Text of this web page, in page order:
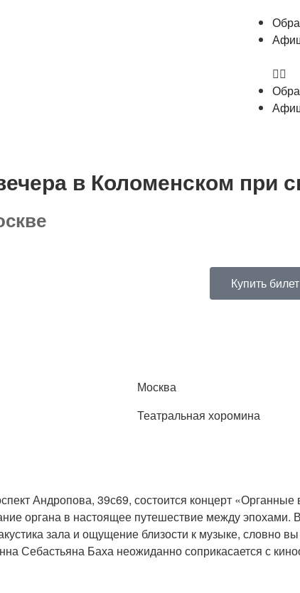
в Коломенском при
Купить билет
Москва
Театральная хоромина
Андропова, 39с69, состоится концерт
органа в настоящее путешествие между
зала и ощущение близости к музыке, словно
Себастьяна Баха неожиданно соприкасается с